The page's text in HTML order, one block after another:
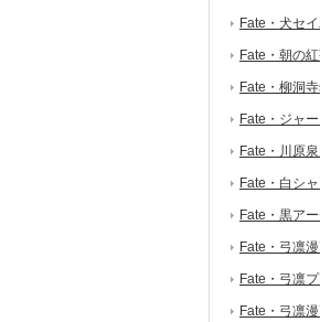
Fate・犬セ
Fate・朝の紅
Fate・柳洞
Fate・ジャ
Fate・川原
Fate・白シ
Fate・黒ア
Fate・弓凛漫
Fate・弓凛
Fate・弓凛